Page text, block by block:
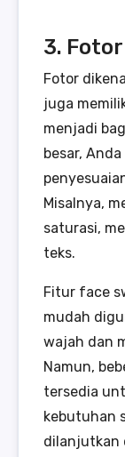
3.
Fotor
juga
menjadi
besar,
Misalnya,
saturasi,
teks.
Fitur face
mudah
wajah dan
Namun,
tersedia
kebutuhan
dilanjutkan